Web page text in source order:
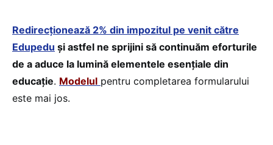
Redirecţionează 2% din impozitul pe venit către
Edupedu și astfel ne sprijini să continuăm eforturile
de a aduce la lumină elementele esențiale din
educație. Modelul pentru completarea formularului
este mai jos.